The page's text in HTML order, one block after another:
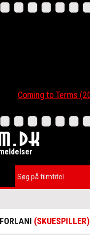
Coming to Terms (2000)
(SKUESPILLER)